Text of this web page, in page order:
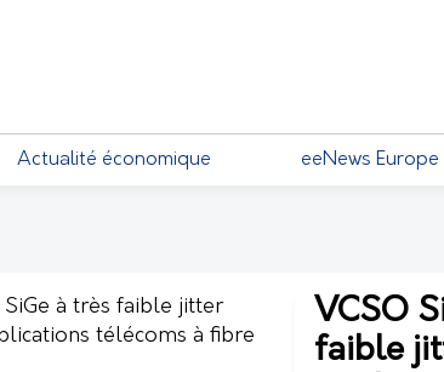
Actualité économique eeNews Europe
VCSO
faible